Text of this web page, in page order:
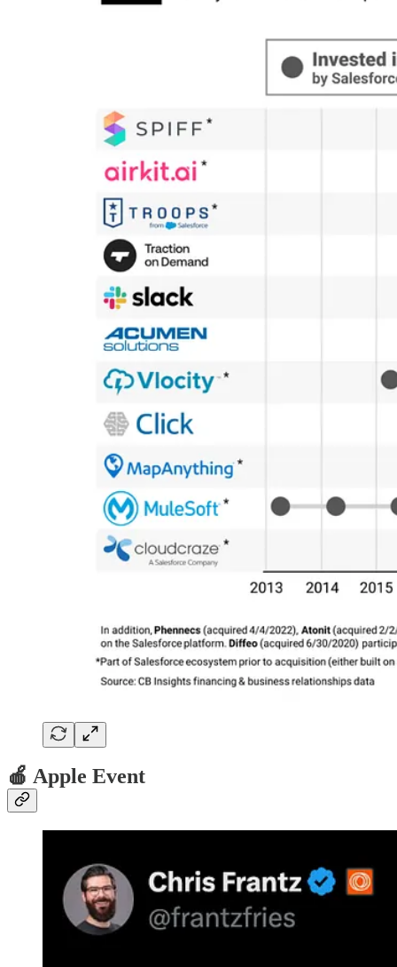
🍎 Apple Event